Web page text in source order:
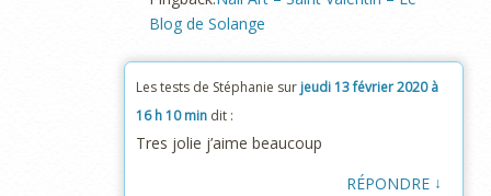
Blog de Solange
Les tests de Stéphanie sur jeudi 13 février 2020 à
16 h 10 min dit :
Tres jolie j’aime beaucoup
RÉPONDRE ↓